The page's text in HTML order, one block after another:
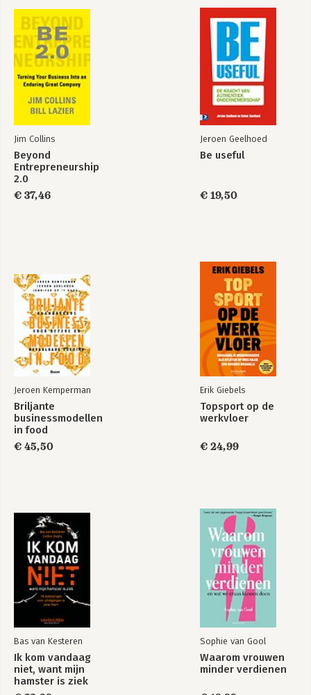
businessmodellen
in zorg en
gezondheid
businessmodellen
in zorg en
gezondheid
Bekijk alle boeken
Teaming: de nieuwe
realiteit van
samenwerken
Samen safe
Kus de visie wakker
Wat is onze naam
waard?
Be useful Kus de visie wakker
Bekijk alle boeken
Jim Collins
Beyond
Entrepreneurship
2.0
€ 37,46
Jeroen Geelhoed
Be useful
€ 19,50
Jeroen Kemperman
Briljante
businessmodellen
in food
€ 45,50
Erik Giebels
Topsport op de
werkvloer
€ 24,99
Bas van Kesteren
Ik kom vandaag
niet, want mijn
hamster is ziek
Sophie van Gool
Waarom vrouwen
minder verdienen